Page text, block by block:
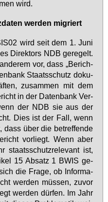
wird.
wer­den mi­griert
wird seit dem 1. Ju­ni
Di­rek­tors NDB ge­re­gelt.
vor, dass „Be­rich­
Staats­schutz do­ku­
zu­sam­men mit dem
in der Da­ten­bank Ver­
der NDB sie aus der
Dies ist der Fall, wenn
dass über die be­tref­fen­de
vor­liegt. Wenn aber
staats­schutz­re­le­vant ist,
15 Ab­satz 1 BWIS ge­
die Fra­ge, ob In­for­ma­
wer­den müs­sen, zu­vor
wer­den dür­fen. Im Jahr